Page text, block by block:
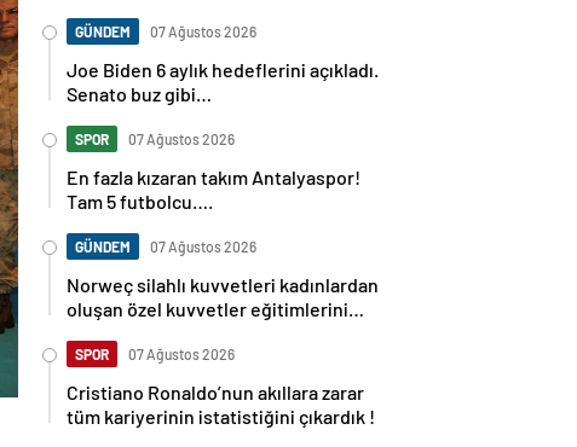
GÜNDEM 07 Ağustos 2026
Joe Biden 6 aylık hedeflerini açıkladı.
Senato buz gibi…
SPOR 07 Ağustos 2026
En fazla kızaran takım Antalyaspor!
Tam 5 futbolcu….
GÜNDEM 07 Ağustos 2026
Norweç silahlı kuvvetleri kadınlardan
oluşan özel kuvvetler eğitimlerini
SPOR 07 Ağustos 2026
Cristiano Ronaldo’nun akıllara zarar
tüm kariyerinin istatistiğini çıkardık !